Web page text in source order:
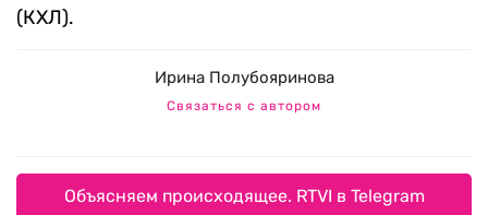
(КХЛ).
Ирина Полубояринова
Связаться с автором
Объясняем происходящее. RTVI в Telegram